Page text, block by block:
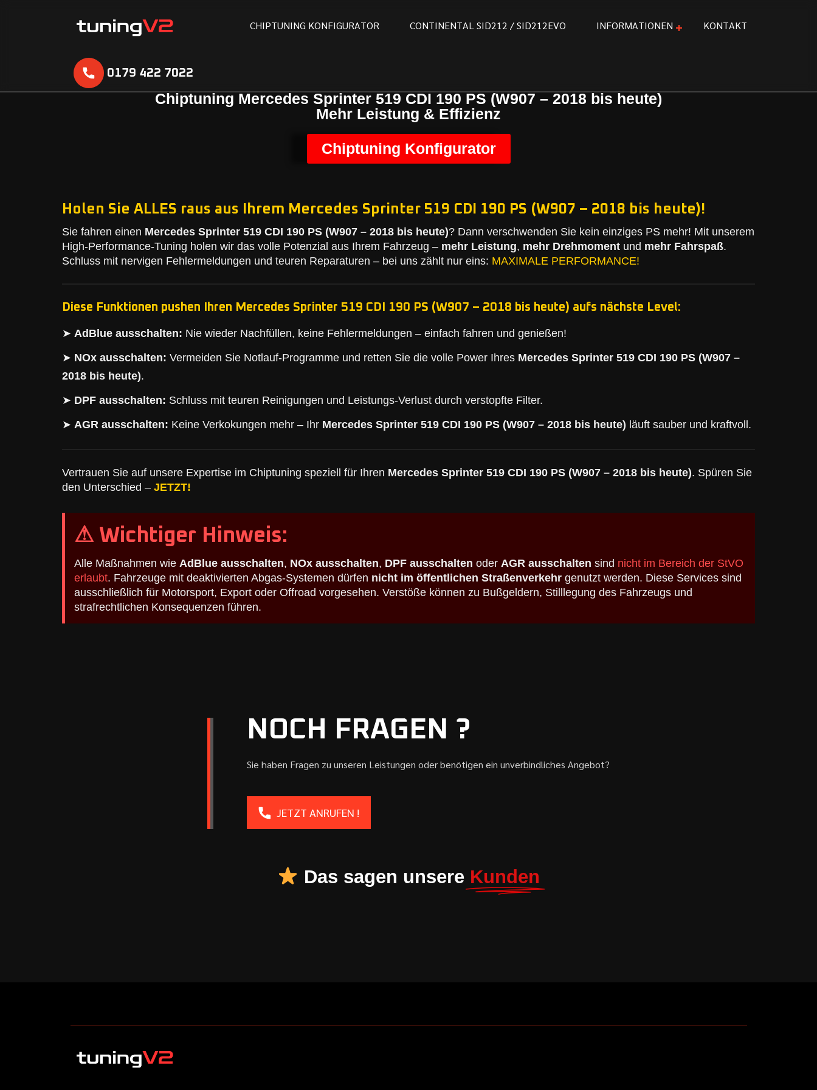
CHIPTUNING KONFIGURATOR CONTINENTAL SID21 2 / SID21 2EVO INFORMATIONEN KONTAKT
0179 422 7022
Chiptuning Mercedes Sprinter 519 CDI 190 PS (W907 – 2018 bis heute)
Mehr Leistung & Effizienz
Chiptuning Konfigurator
Holen Sie ALLES raus aus Ihrem Mercedes Sprinter 519 CDI 190 PS (W907 – 2018 bis heute)!
Sie fahren einen Mercedes Sprinter 519 CDI 190 PS (W907 – 2018 bis heute)? Dann verschwenden Sie kein einziges PS mehr! Mit unserem
High-Performance-Tuning holen wir das volle Potenzial aus Ihrem Fahrzeug – mehr Leistung, mehr Drehmoment und mehr Fahrspaß.
Schluss mit nervigen Fehlermeldungen und teuren Reparaturen – bei uns zählt nur eins: MAXIMALE PERFORMANCE!
Diese Funktionen pushen Ihren Mercedes Sprinter 519 CDI 190 PS (W907 – 2018 bis heute) aufs nächste Level:
➤ AdBlue ausschalten: Nie wieder Nachfüllen, keine Fehlermeldungen – einfach fahren und genießen!
➤ NOx ausschalten: Vermeiden Sie Notlauf-Programme und retten Sie die volle Power Ihres Mercedes Sprinter 519 CDI 190 PS (W907 –
2018 bis heute).
➤ DPF ausschalten: Schluss mit teuren Reinigungen und Leistungs-Verlust durch verstopfte Filter.
➤ AGR ausschalten: Keine Verkokungen mehr – Ihr Mercedes Sprinter 519 CDI 190 PS (W907 – 2018 bis heute) läuft sauber und kraftvoll.
Vertrauen Sie auf unsere Expertise im Chiptuning speziell für Ihren Mercedes Sprinter 519 CDI 190 PS (W907 – 2018 bis heute). Spüren Sie
den Unterschied – JETZT!
⚠ Wichtiger Hinweis:
Alle Maßnahmen wie AdBlue ausschalten, NOx ausschalten, DPF ausschalten oder AGR ausschalten sind nicht im Bereich der StVO
erlaubt. Fahrzeuge mit deaktivierten Abgas-Systemen dürfen nicht im öffentlichen Straßenverkehr genutzt werden. Diese Services sind
ausschließlich für Motorsport, Export oder Offroad vorgesehen. Verstöße können zu Bußgeldern, Stilllegung des Fahrzeugs und
strafrechtlichen Konsequenzen führen.
NOCH FRAGEN ?
Sie haben Fragen zu unseren Leistungen oder benötigen ein unverbindliches Angebot?
JETZT ANRUFEN !
Das sagen unsere Kunden